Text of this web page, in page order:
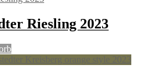
Riesling 2023